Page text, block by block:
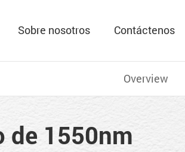
Sobre nosotros Contáctenos
Overview
de 1550nm